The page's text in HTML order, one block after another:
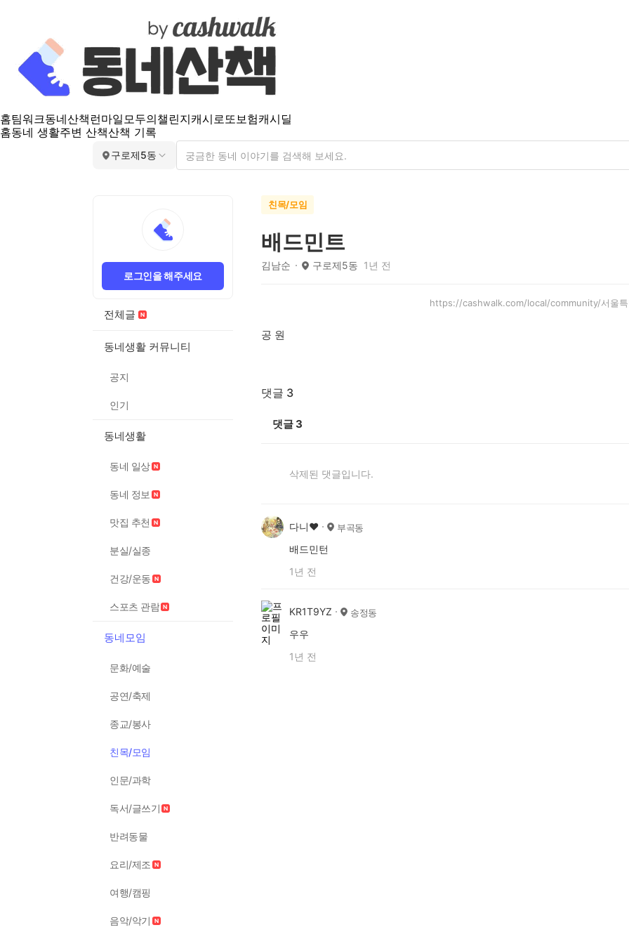
홈팀워크동네산책 런마일모두의챌린지캐시로또보험캐시딜
홈동네 생활주변 산책산책 기록
구로제5동
로그인을 해주세요
전체글
동네생활 커뮤니티
공지
인기
동네생활
동네 일상
동네 정보
맛집 추천
분실/실종
건강/운동
스포츠 관람
동네모임
문화/예술
공연/축제
종교/봉사
친목/모임
인문/과학
독서/글쓰기
반려동물
요리/제조
여행/캠핑
음악/악기
친목/모임
배드민트
김남순 구로제5동 1년 전
https://cashwalk.com/local/community/서울
공 원
댓글 3
댓글 3
삭제된 댓글입니다.
다니❤️ 부곡동
배드민턴
1년 전
KR1T9YZ 송정동
우우
1년 전